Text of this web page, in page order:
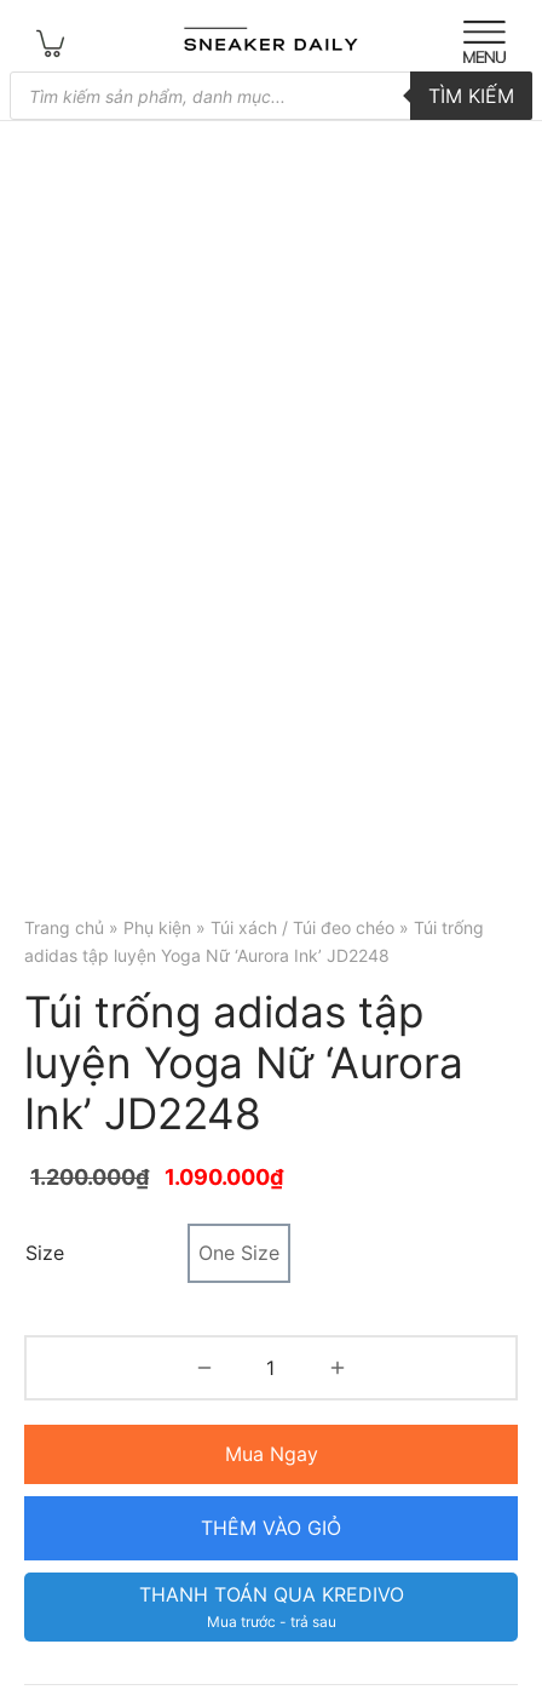
Tìm
kiếm
sản
TÌM KIẾM
Trang chủ » Phụ kiện » Túi xách / Túi đeo chéo » Túi trống
adidas tập luyện Yoga Nữ ‘Aurora Ink’ JD2248
Túi trống adidas tập
luyện Yoga Nữ ‘Aurora
Ink’ JD2248
1.200.000₫ 1.090.000₫
Size One Size
Mua Ngay
THÊM VÀO GIỎ
THANH TOÁN QUA KREDIVO
Mua trước - trả sau